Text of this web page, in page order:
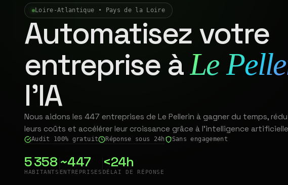
Loire-Atlantique • Pays de la Loire
Automatisez votre
entreprise àLe
l'IA
Nous aidons les 447 entreprises de Le Pellerin à gagner du temps,
leurs coûts et accélérer leur croissance grâce à l'intelligence
Audit 100% gratuit Réponse sous 24h Sans engagement
5 358
HABITANTS
~447
ENTREPRISES
<24h
DÉLAI DE RÉPONSE